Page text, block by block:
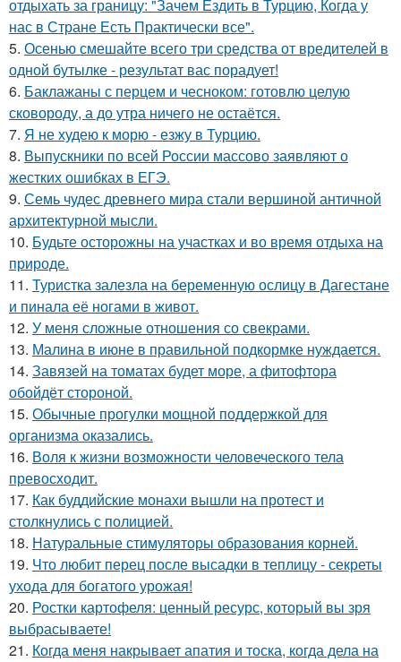
отдыхать за границу: "Зачем Ездить в Турцию, Когда у
нас в Стране Есть Практически все".
5. Осенью смешайте всего три средства от вредителей в
одной бутылке - результат вас порадует!
6. Баклажаны с перцем и чесноком: готовлю целую
сковороду, а до утра ничего не остаётся.
7. Я не худею к морю - езжу в Турцию.
8. Выпускники по всей России массово заявляют о
жестких ошибках в ЕГЭ.
9. Семь чудес древнего мира стали вершиной античной
архитектурной мысли.
10. Будьте осторожны на участках и во время отдыха на
природе.
11. Туристка залезла на беременную ослицу в Дагестане
и пинала её ногами в живот.
12. У меня сложные отношения со свекрами.
13. Малина в июне в правильной подкормке нуждается.
14. Завязей на томатах будет море, а фитофтора
обойдёт стороной.
15. Обычные прогулки мощной поддержкой для
организма оказались.
16. Воля к жизни возможности человеческого тела
превосходит.
17. Как буддийские монахи вышли на протест и
столкнулись с полицией.
18. Натуральные стимуляторы образования корней.
19. Что любит перец после высадки в теплицу - секреты
ухода для богатого урожая!
20. Ростки картофеля: ценный ресурс, который вы зря
выбрасываете!
21. Когда меня накрывает апатия и тоска, когда дела на